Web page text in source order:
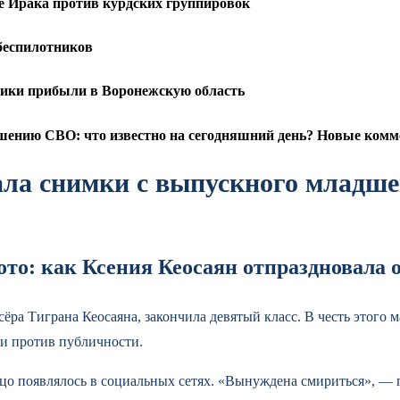
Ирака против курдских группировок
прибыли в Воронежскую область
СВО: что известно на сегодняшний день? Новые
снимки с выпускного
как Ксения Кеосаян отпраздновала
Тиграна Кеосаяна, закончила девятый класс. В честь
против публичности.
появлялось в социальных сетях. «Вынуждена смириться»,